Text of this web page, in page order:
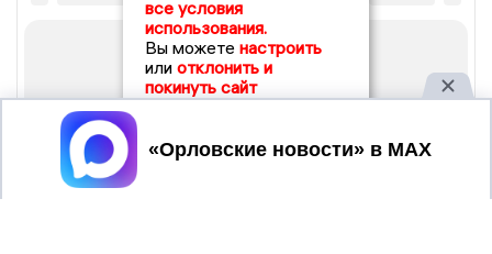
все условия
использования.
Вы можете настроить
или отклонить и
покинуть сайт
Принять